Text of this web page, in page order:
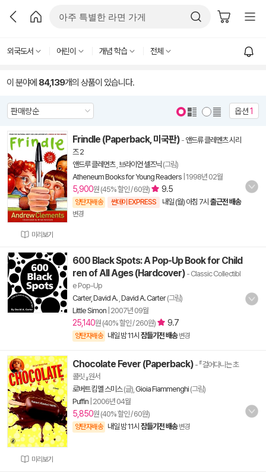
외국도서 어린이 개념 학습 전체
이 분야에 84,139개의 상품이 있습니다.
옵션1
미리보기
Frindle (Paperback, 미국판) - 앤드류 클레멘츠 시리
즈 2
앤드루 클레먼츠, 브라이언 셀즈닉 (그림)
Atheneum Books for Young Readers 1998년 02월
5,900원 (45% 할인 / 60원) 9.5
양탄자배송 썬데이 EXPRESS 내일 (월) 아침 7시 출근전 배송
변경
600 Black Spots: A Pop-Up Book for Child
ren of All Ages (Hardcover) - Classic Collectibl
e Pop-Up
Carter, David A., David A. Carter(그림)
Little Simon 2007년 09월
25,140원 (40% 할인 / 260원) 9.7
양탄자배송 내일 밤 11시 잠들기전 배송 변경
미리보기
Chocolate Fever (Paperback) - 『걸어다니는 초
콜릿 』원서
로버트 킴멜 스미스(글), Gioia Fiammenghi (그림)
Puffin 2006년 04월
5,850원 (40% 할인 / 60원)
양탄자배송 내일 밤 11시 잠들기전 배송 변경